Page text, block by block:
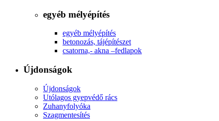
egyéb mélyépítés
egyéb mélyépítés
betonozás, tájépítészet
csatorna,- akna –fedlapok
Újdonságok
Újdonságok
Utólagos gyepvédő rács
Zuhanyfolyóka
Szagmentesítés